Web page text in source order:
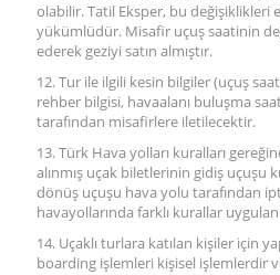
olabilir. Tatil Eksper, bu değişiklikleri
yükümlüdür. Misafir uçuş saatinin
ederek geziyi satın almıştır.
12. Tur ile ilgili kesin bilgiler (uçuş
rehber bilgisi, havaalanı buluşma
tarafından misafirlere iletilecektir.
13. Türk Hava yolları kuralları
alınmış uçak biletlerinin gidiş uçuşu
dönüş uçuşu hava yolu tarafından
havayollarında farklı kurallar
14. Uçaklı turlara katılan kişiler için
boarding işlemleri kişisel işlemlerdir